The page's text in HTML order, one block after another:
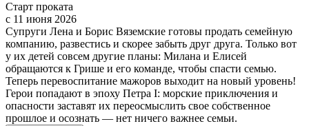
Старт проката
c 11 июня 2026
Супруги Лена и Борис Вяземские готовы продать семейную
компанию, развестись и скорее забыть друг друга. Только вот
у их детей совсем другие планы: Милана и Елисей
обращаются к Грише и его команде, чтобы спасти семью.
Теперь перевоспитание мажоров выходит на новый уровень!
Герои попадают в эпоху Петра I: морские приключения и
опасности заставят их переосмыслить свое собственное
прошлое и осознать — нет ничего важнее семьи.